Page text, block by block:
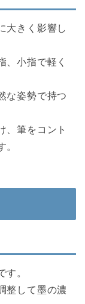
大きく影響し
、小指で軽く
な姿勢で持つ
、筆をコント
。
す。
整して墨の濃